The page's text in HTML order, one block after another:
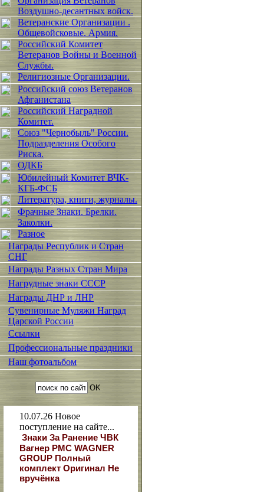
Воздушно-десантных войск.
Ветеранские Организации .
Общевойсковые. Армия.
Российский Комитет
Ветеранов Войны и Военной
Службы.
Религиозные Организации.
Российский союз Ветеранов
Афганистана
Российский Наградной
Комитет.
Союз "Чернобыль" России.
Подразделения Особого
Риска.
ОДКБ
Юбилейный Комитет ВЧК-
КГБ-ФСБ
Литература, книги, журналы.
Фрачные Знаки. Брелки.
Заколки.
Разное
Награды Республик и Стран
СНГ
Награды Разных Стран Мира
Нагрудные знаки СССР
Награды ДНР и ЛНР
Сувенирные Муляжи Наград
Царской России
Ссылки
Профессиональные праздники
Наш фотоальбом
10.07.26 Новое
поступление на сайте...
Знаки За Ранение ЧВК
Вагнер РМС WAGNER
GROUP Полный
комплект Оригинал Не
вручёнка